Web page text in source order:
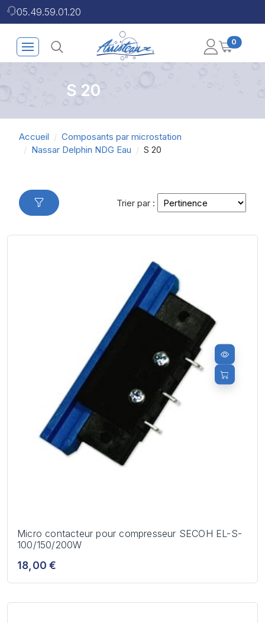
05.49.59.01.20
0
S 20
Accueil
Composants par microstation
Nassar Delphin NDG Eau
S 20
Trier par :
Micro contacteur pour compresseur SECOH EL-S-
100/150/200W
18,00 €